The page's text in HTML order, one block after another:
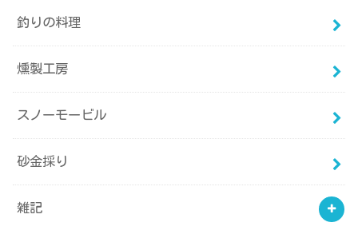
釣りの料理
燻製工房
スノーモービル
砂金採り
雑記